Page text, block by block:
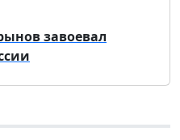
завоевал